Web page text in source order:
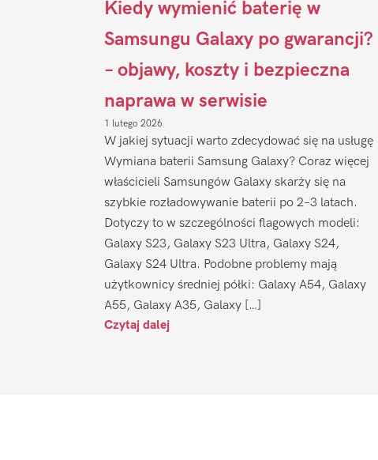
Kiedy wymienić baterię w
Samsungu Galaxy po gwarancji?
– objawy, koszty i bezpieczna
naprawa w serwisie
1 lutego 2026
W jakiej sytuacji warto zdecydować się na usługę
Wymiana baterii Samsung Galaxy? Coraz więcej
właścicieli Samsungów Galaxy skarży się na
szybkie rozładowywanie baterii po 2–3 latach.
Dotyczy to w szczególności flagowych modeli:
Galaxy S23, Galaxy S23 Ultra, Galaxy S24,
Galaxy S24 Ultra. Podobne problemy mają
użytkownicy średniej półki: Galaxy A54, Galaxy
A55, Galaxy A35, Galaxy […]
Czytaj dalej